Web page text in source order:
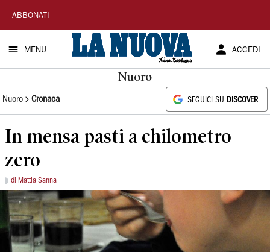
La
Nuova
Sardegna
ABBONATI
MENU ACCEDI
Nuoro
Nuoro Cronaca SEGUICI SU DISCOVER
In mensa pasti a chilometro
zero
di Mattia Sanna